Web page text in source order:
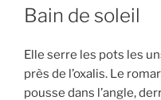
LE
Bain de soleil
Elle serre les pots les
près de l’oxalis. Le
pousse dans l’angle,